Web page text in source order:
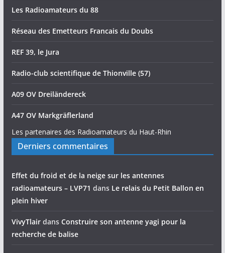
Les Radioamateurs du 88
Réseau des Emetteurs Francais du Doubs
REF 39, le Jura
Radio-club scientifique de Thionville (57)
A09 OV Dreiländereck
A47 OV Markgräflerland
Les partenaires des Radioamateurs du Haut-Rhin
Derniers commentaires
Effet du froid et de la neige sur les antennes
radioamateurs – LVP71 dans Le relais du Petit Ballon en
plein hiver
VivyTlairdans Construire son antenne yagi pour la
recherche de balise